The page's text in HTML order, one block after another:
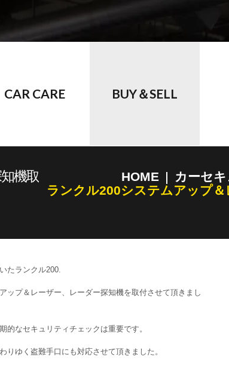
CAR CARE BUY＆SELL
機取
HOME
カーセ
ランクル200システムアップ
たランクル200.
ップ＆レーザー、レーダー探知機を取付させて頂きまし
的なセキュリティチェックは重要です。
りゆく盗難手口にも対応させて頂きました。